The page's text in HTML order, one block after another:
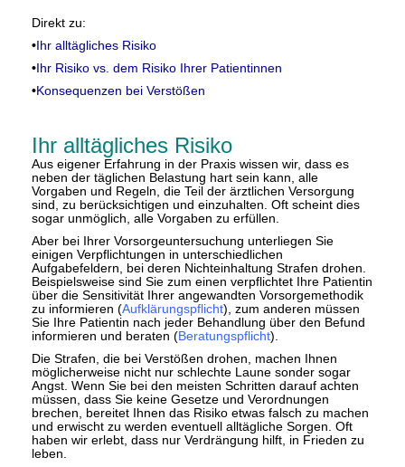
Direkt zu:
•Ihr alltägliches Risiko
•Ihr Risiko vs. dem Risiko Ihrer Patientinnen
•Konsequenzen bei Verstößen
Ihr alltägliches Risiko
Aus eigener Erfahrung in der Praxis wissen wir, dass es
neben der täglichen Belastung hart sein kann, alle
Vorgaben und Regeln, die Teil der ärztlichen Versorgung
sind, zu berücksichtigen und einzuhalten. Oft scheint dies
sogar unmöglich, alle Vorgaben zu erfüllen.
Aber bei Ihrer Vorsorgeuntersuchung unterliegen Sie
einigen Verpflichtungen in unterschiedlichen
Aufgabefeldern, bei deren Nichteinhaltung Strafen drohen.
Beispielsweise sind Sie zum einen verpflichtet Ihre Patientin
über die Sensitivität Ihrer angewandten Vorsorgemethodik
zu informieren (Aufklärungspflicht), zum anderen müssen
Sie Ihre Patientin nach jeder Behandlung über den Befund
informieren und beraten (Beratungspflicht).
Die Strafen, die bei Verstößen drohen, machen Ihnen
möglicherweise nicht nur schlechte Laune sonder sogar
Angst. Wenn Sie bei den meisten Schritten darauf achten
müssen, dass Sie keine Gesetze und Verordnungen
brechen, bereitet Ihnen das Risiko etwas falsch zu machen
und erwischt zu werden eventuell alltägliche Sorgen. Oft
haben wir erlebt, dass nur Verdrängung hilft, in Frieden zu
leben.